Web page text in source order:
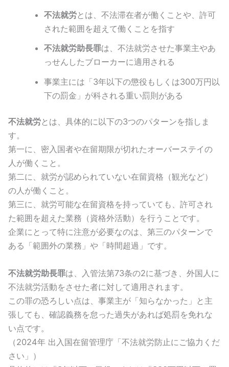
不法就労とは、不法滞在者が働くことや、許可
された範囲を超えて働くことを指す
不法就労助長罪は、不法就労させた事業主やあ
っせんしたブローカーに適用される
事業主には「3年以下の懲役もしくは300万円以
下の罰金」が科される重い罰則がある
不法就労とは、具体的に以下の3つのパターンを指しま
す。
第一に、密入国者や在留期限が切れたオーバーステイの
人が働くこと。
第二に、就労が認められていない在留資格（観光など）
の人が働くこと。
第三に、就労可能な在留資格を持っていても、許可され
た範囲を超えた業務（資格外活動）を行うことです。
企業にとって特に注意が必要なのは、第三のパターンで
ある「範囲外の業務」や「時間超過」です。
不法就労助長罪は、入管法第73条の2に基づき、外国人に
不法就労活動をさせた者に対して適用されます。
この罪の恐ろしい点は、事業主が「知らなかった」と主
張しても、確認義務を怠った過失があれば処罰を免れな
い点です。
（2024年 出入国在留管理庁「不法就労防止にご協力くだ
さい」）